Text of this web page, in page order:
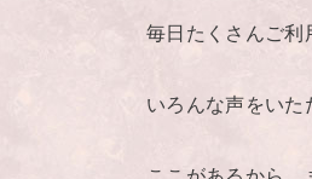
毎日たくさんご利
いろんな声をいた